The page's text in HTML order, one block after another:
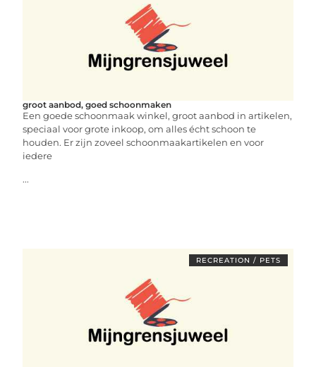
groot aanbod, goed schoonmaken
Een goede schoonmaak winkel, groot aanbod in artikelen,
speciaal voor grote inkoop, om alles écht schoon te
houden. Er zijn zoveel schoonmaakartikelen en voor
iedere
...
RECREATION / PETS